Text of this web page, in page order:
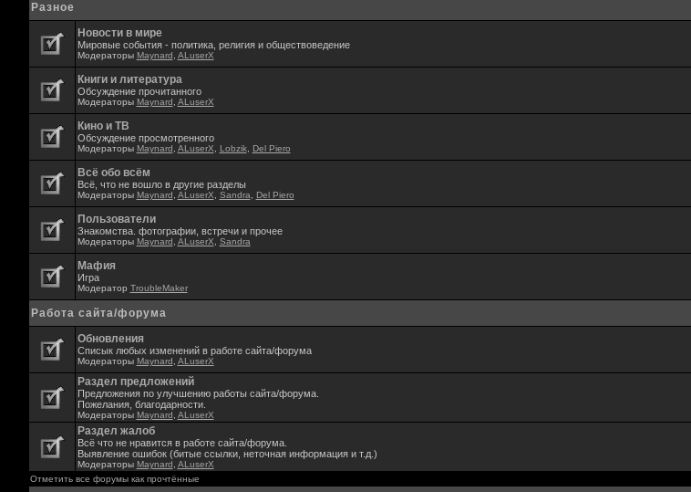
Разное
Новости в мире
Мировые события - политика, религия и обществоведение
Модераторы Maynard ALuserX
Книги и литература
Обсуждение прочитанного
Модераторы Maynard ALuserX
Кино и ТВ
Обсуждение просмотренного
Модераторы Maynard ALuserX Lobzik, Del Piero
Всё обо всём
Всё, что не вошло в другие разделы
Модераторы Maynard ALuserX Sandra Del Piero
Пользователи
Знакомства. фотографии, встречи и прочее
Модераторы Maynard ALuserX Sandra
Мафия
Игра
Модератор TroubleMaker
Работа сайта/форума
Обновления
Списык любых изменений в работе сайта/форума
Модераторы Maynard ALuserX
Раздел предложений
Предложения по улучшению работы сайта/форума.
Пожелания, благодарности.
Модераторы Maynard ALuserX
Раздел жалоб
Всё что не нравится в работе сайта/форума.
Выявление ошибок (битые ссылки, неточная информация и т.д.)
Модераторы Maynard ALuserX
Отметить все форумы как прочтённые